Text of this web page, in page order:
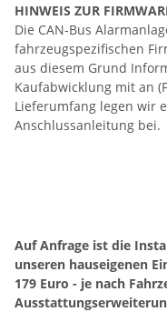
HINWEIS ZUR
Die CAN-Bus
fahrzeugspezifischen
aus diesem Grund
Kaufabwicklung mit an
Lieferumfang legen wir
Anschlussanleitung bei.
Auf Anfrage ist die
unseren hauseigenen
179 Euro - je nach